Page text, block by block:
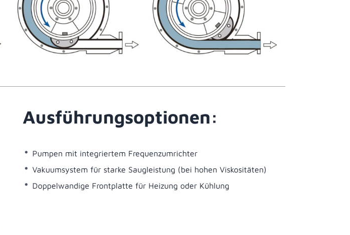
Ausführungsoptionen:
Pumpen mit integriertem Frequenzumrichter
Vakuumsystem für starke Saugleistung (bei hohen Viskositäten)
Doppelwandige Frontplatte für Heizung oder Kühlung